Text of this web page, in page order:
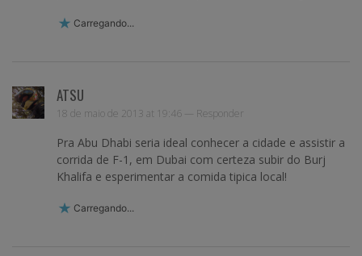
Carregando...
ATSU
18 de maio de 2013 at 19:46 — Responder
Pra Abu Dhabi seria ideal conhecer a cidade e assistir a
corrida de F-1, em Dubai com certeza subir do Burj
Khalifa e esperimentar a comida tipica local!
Carregando...